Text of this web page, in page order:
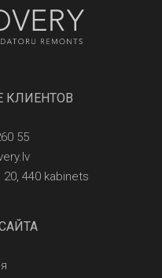
КЛИЕНТОВ
55
440 kabinets